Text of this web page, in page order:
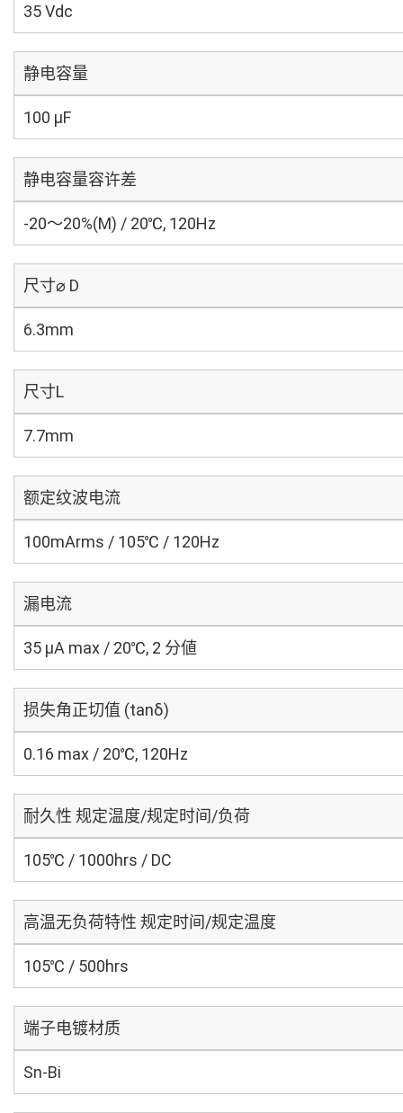
35 Vdc
静电容量
100 µF
静电容量容许差
-20～20%(M) / 20℃, 120Hz
尺寸⌀ D
6.3mm
尺寸L
7.7mm
额定纹波电流
100mArms / 105℃ / 120Hz
漏电流
35 μA max / 20℃, 2 分値
损失角正切值 (tanδ)
0.16 max / 20℃, 120Hz
耐久性 规定温度/规定时间/负荷
105℃ / 1000hrs / DC
高温无负荷特性 规定时间/规定温度
105℃ / 500hrs
端子电镀材质
Sn-Bi